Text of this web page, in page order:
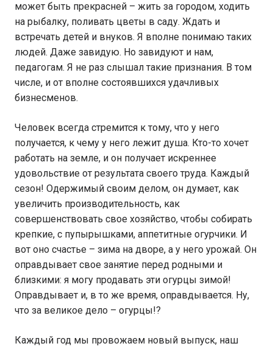
может быть прекрасней – жить за городом, ходить
на рыбалку, поливать цветы в саду. Ждать и
встречать детей и внуков. Я вполне понимаю таких
людей. Даже завидую. Но завидуют и нам,
педагогам. Я не раз слышал такие признания. В том
числе, и от вполне состоявшихся удачливых
бизнесменов.
Человек всегда стремится к тому, что у него
получается, к чему у него лежит душа. Кто-то хочет
работать на земле, и он получает искреннее
удовольствие от результата своего труда. Каждый
сезон! Одержимый своим делом, он думает, как
увеличить производительность, как
совершенствовать свое хозяйство, чтобы собирать
крепкие, с пупырышками, аппетитные огурчики. И
вот оно счастье – зима на дворе, а у него урожай. Он
оправдывает свое занятие перед родными и
близкими: я могу продавать эти огурцы зимой!
Оправдывает и, в то же время, оправдывается. Ну,
что за великое дело – огурцы!?
Каждый год мы провожаем новый выпуск, наш